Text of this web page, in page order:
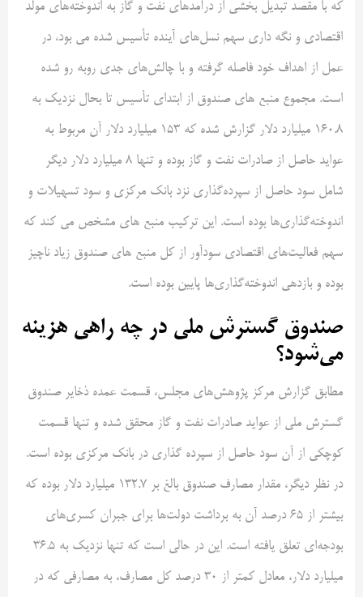
که با مقصد تبدیل بخشی از درآمدهای نفت و گاز به اندوخته‌های مولد
اقتصادی و نگه داری سهم نسل‌های آینده تأسیس شده می بود، در
عمل از اهداف خود فاصله گرفته و با چالش‌های جدی روبه رو شده
است. مجموع منبع های صندوق از ابتدای تأسیس تا بحال نزدیک به
۱۶۰.۸ میلیارد دلار گزارش شده که ۱۵۳ میلیارد دلار آن مربوط به
عواید حاصل از صادرات نفت و گاز بوده و تنها ۸ میلیارد دلار دیگر
شامل سود حاصل از سپرده‌گذاری نزد بانک مرکزی و سود تسهیلات و
اندوخته‌گذاری‌ها بوده است. این ترکیب منبع های مشخص می کند که
سهم فعالیت‌های اقتصادی سودآور از کل منبع های صندوق زیاد ناچیز
بوده و بازدهی اندوخته‌گذاری‌ها پایین بوده است.
صندوق گسترش ملی در چه راهی هزینه
می‌شود؟
مطابق گزارش مرکز پژوهش‌های مجلس، قسمت عمده ذخایر صندوق
گسترش ملی از عواید صادرات نفت و گاز محقق شده و تنها قسمت
کوچکی از آن سود حاصل از سپرده گذاری در بانک مرکزی بوده است.
در نظر دیگر، مقدار مصارف صندوق بالغ بر ۱۳۲.۷ میلیارد دلار بوده که
بیشتر از ۶۵ درصد آن به برداشت دولت‌ها برای جبران کسری‌های
بودجه‌ای تعلق یافته است. این در حالی است که تنها نزدیک به ۳۶.۵
میلیارد دلار، معادل کمتر از ۳۰ درصد کل مصارف، به مصارفی که در